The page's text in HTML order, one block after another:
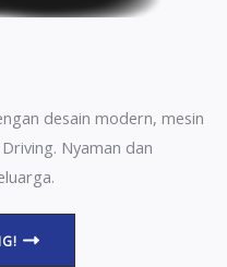
desain modern, mesin
Nyaman dan